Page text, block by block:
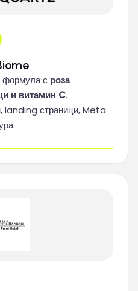
формула с роза
и витамин C.
страници, Meta